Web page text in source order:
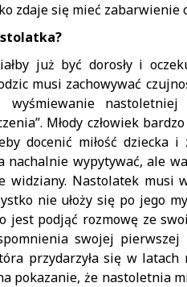
zdaje się mieć zabarwienie
już być dorosły i
musi zachowywać
wyśmiewanie
Młody człowiek
docenić miłość dziecka
nachalnie wypytywać, ale
widziany. Nastolatek musi
nie ułoży się po jego
jest podjąć rozmowę ze
swojej pierwszej
przydarzyła się w latach
pokazanie, że nastoletnia